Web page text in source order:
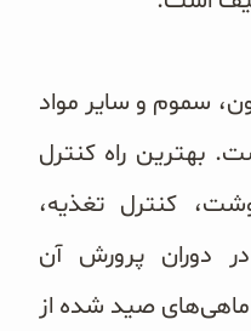
سموم و سایر مواد
بهترین راه کنترل
کنترل تغذیه،
دوران پرورش آن
صید شده از